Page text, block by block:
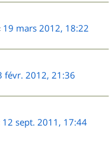
19 mars 2012, 18:22
févr. 2012, 21:36
12 sept. 2011, 17:44